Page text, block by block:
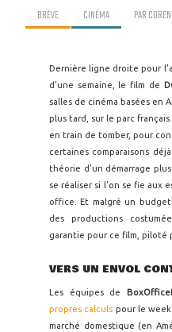
BRÈVE CINÉMA PAR
Dernière ligne droite pour
d'une semaine, le film de
salles de cinéma basées en
plus tard, sur le parc
en train de tomber, pour
certaines comparaisons
théorie d'un démarrage
se réaliser si l'on se fie aux
office. Et malgré un
des productions
garantie pour ce film, piloté
VERS UN ENVOL
Les équipes de
propres calculs pour le
marché domestique (en